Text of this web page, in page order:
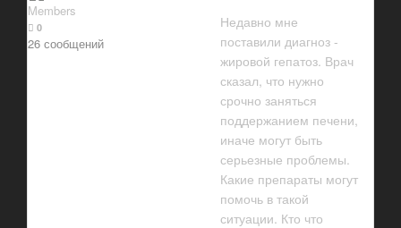
Members
0
26 сообщений
Недавно мне
поставили диагноз -
жировой гепатоз. Врач
сказал, что нужно
срочно заняться
поддержанием печени,
иначе могут быть
серьезные проблемы.
Какие препараты могут
помочь в такой
ситуации. Кто что